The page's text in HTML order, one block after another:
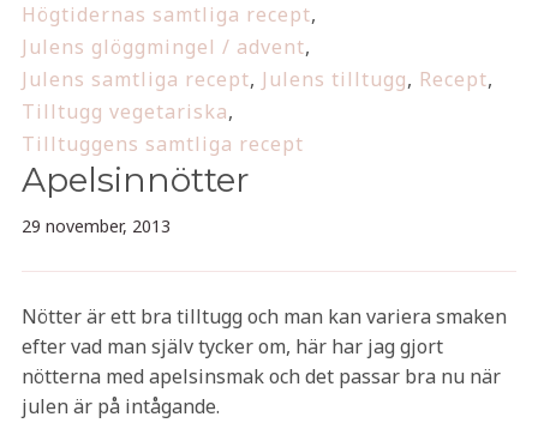
Högtidernas samtliga recept,
Julens glöggmingel / advent,
Julens samtliga recept, Julens tilltugg, Recept,
Tilltugg vegetariska,
Tilltuggens samtliga recept
Apelsinnötter
29 november, 2013
Nötter är ett bra tilltugg och man kan variera smaken
efter vad man själv tycker om, här har jag gjort
nötterna med apelsinsmak och det passar bra nu när
julen är på intågande.